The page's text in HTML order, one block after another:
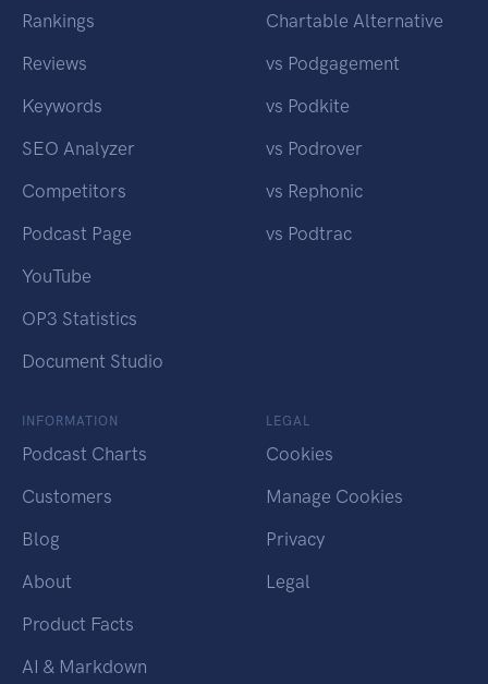
Rankings
Reviews
Keywords
SEO Analyzer
Competitors
Podcast Page
YouTube
OP3 Statistics
Document Studio
Chartable Alternative
vs Podgagement
vs Podkite
vs Podrover
vs Rephonic
vs Podtrac
INFORMATION
Podcast Charts
Customers
Blog
About
Product Facts
AI & Markdown
LEGAL
Cookies
Manage Cookies
Privacy
Legal